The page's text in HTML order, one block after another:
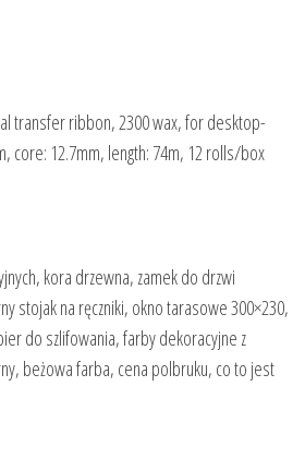
transfer ribbon, 2300 wax, for desktop-
core: 12.7mm, length: 74m, 12 rolls/box
kora drzewna, zamek do drzwi
stojak na ręczniki, okno tarasowe 300×230,
do szlifowania, farby dekoracyjne z
beżowa farba, cena polbruku, co to jest